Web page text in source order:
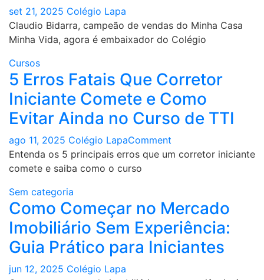
set 21, 2025 Colégio Lapa
Claudio Bidarra, campeão de vendas do Minha Casa
Minha Vida, agora é embaixador do Colégio
Cursos
5 Erros Fatais Que Corretor
Iniciante Comete e Como
Evitar Ainda no Curso de TTI​
ago 11, 2025 Colégio LapaComment
5
Corretor
Iniciante
Comete
e
Entenda os 5 principais erros que um corretor iniciante
comete e saiba como o curso
Sem categoria
Como Começar no Mercado
Imobiliário Sem Experiência:
Guia Prático para Iniciantes
jun 12, 2025 Colégio Lapa